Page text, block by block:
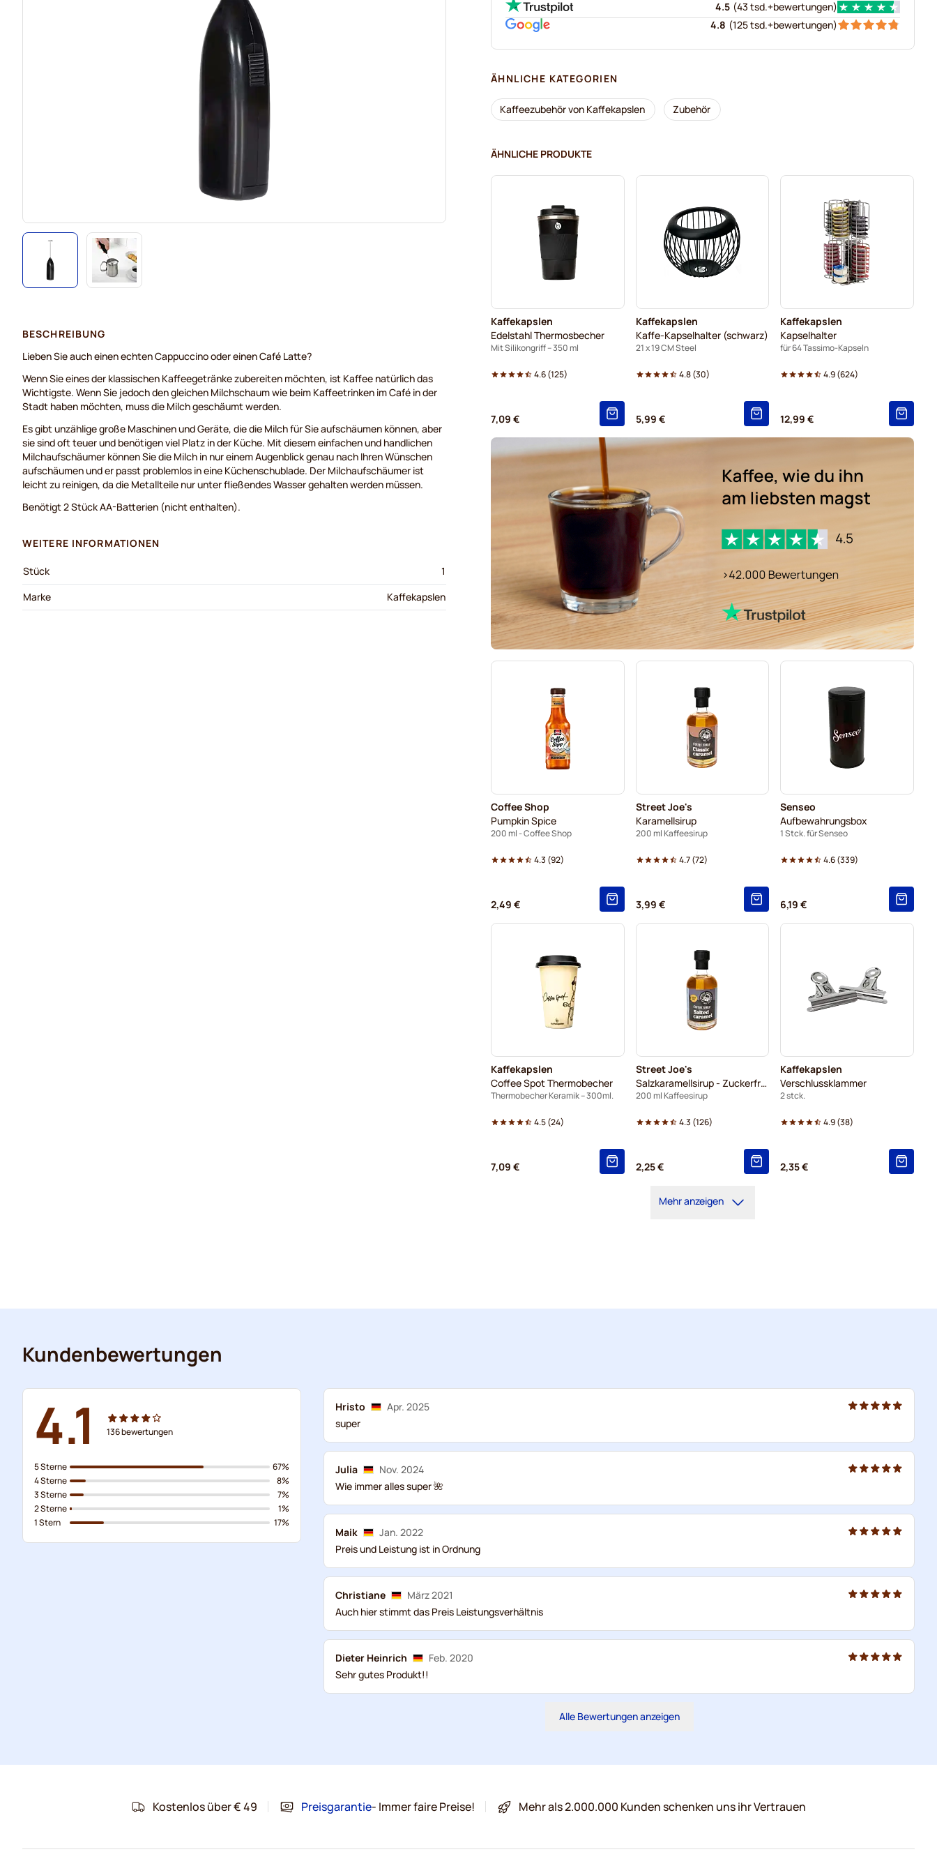
4.5 (43 tsd.+bewertungen)
4.8 (125 tsd.+bewertungen)
ÄHNLICHE KATEGORIEN
Kaffeezubehör von Kaffekapslen Zubehör
ÄHNLICHE PRODUKTE
Kaffekapslen
Edelstahl Thermosbecher
Mit Silikongriff – 350 ml
4.6(125)
7,09 €
Kaffekapslen
Kaffe-Kapselhalter (schwarz)
21 x 19 CM Steel
4.8(30)
5,99 €
Kaffekapslen
Kapselhalter
für 64 Tassimo-Kapseln
4.9(624)
12,99 €
Coffee Shop
Pumpkin Spice
200 ml - Coffee Shop
4.3 (92)
2,49 €
Street Joe's
Karamellsirup
200 ml Kaffeesirup
4.7(72)
3,99 €
Senseo
Aufbewahrungsbox
1 Stck. für Senseo
4.6(339)
6,19 €
Kaffekapslen
Coffee Spot Thermobecher
Thermobecher Keramik – 300ml.
4.5(24)
7,09 €
Street Joe's
Salzkaramellsirup - Zuckerfreier
200 ml Kaffeesirup
4.3 (126)
2,25 €
Kaffekapslen
Verschlussklammer
2 stck.
4.9(38)
2,35 €
Mehr anzeigen
BESCHREIBUNG
Lieben Sie auch einen echten Cappuccino oder einen Café Latte?
Wenn Sie eines der klassischen Kaffeegetränke zubereiten möchten, ist Kaffee natürlich das
Wichtigste. Wenn Sie jedoch den gleichen Milchschaum wie beim Kaffeetrinken im Café in der
Stadt haben möchten, muss die Milch geschäumt werden.
Es gibt unzählige große Maschinen und Geräte, die die Milch für Sie aufschäumen können, aber
sie sind oft teuer und benötigen viel Platz in der Küche. Mit diesem einfachen und handlichen
Milchaufschäumer können Sie die Milch in nur einem Augenblick genau nach Ihren Wünschen
aufschäumen und er passt problemlos in eine Küchenschublade. Der Milchaufschäumer ist
leicht zu reinigen, da die Metallteile nur unter fließendes Wasser gehalten werden müssen.
Benötigt 2 Stück AA-Batterien (nicht enthalten).
WEITERE INFORMATIONEN
Stück
1
Marke
Kaffekapslen
Kundenbewertungen
4.1 136bewertungen
5 Sterne
4 Sterne
3 Sterne
2 Sterne
1 Stern
67%
8%
7%
1%
17%
Hristo
Apr. 2025
super
Julia
Nov. 2024
Wie immer alles super 🌺
Maik
Jan. 2022
Preis und Leistung ist in Ordnung
Christiane
März 2021
Auch hier stimmt das Preis Leistungsverhältnis
Dieter Heinrich
Feb. 2020
Sehr gutes Produkt!!
Alle Bewertungen anzeigen
Kostenlos über € 49 Preisgarantie- Immer faire Preise! Mehr als 2.000.000 Kunden schenken uns ihr Vertrauen